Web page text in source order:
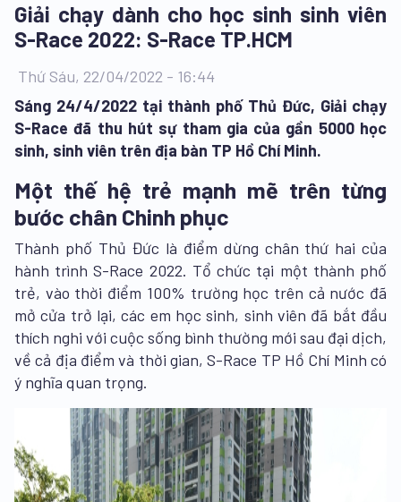
Giải chạy dành cho học sinh sinh viên
S-Race 2022: S-Race TP.HCM
Thứ Sáu, 22/04/2022 - 16:44
Sáng 24/4/2022 tại thành phố Thủ Đức, Giải chạy
S-Race đã thu hút sự tham gia của gần 5000 học
sinh, sinh viên trên địa bàn TP Hồ Chí Minh.
Một thế hệ trẻ mạnh mẽ trên từng
bước chân Chinh phục
Thành phố Thủ Đức là điểm dừng chân thứ hai của
hành trình S-Race 2022. Tổ chức tại một thành phố
trẻ, vào thời điểm 100% trường học trên cả nước đã
mở cửa trở lại, các em học sinh, sinh viên đã bắt đầu
thích nghi với cuộc sống bình thường mới sau đại dịch,
về cả địa điểm và thời gian, S-Race TP Hồ Chí Minh có
ý nghĩa quan trọng.